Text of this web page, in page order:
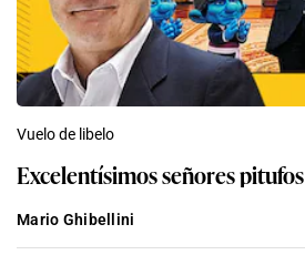
Vuelo de libelo
Excelentísimos señores pitufos
Mario Ghibellini